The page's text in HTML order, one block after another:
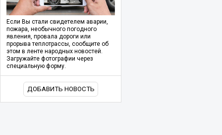
Если Вы стали свидетелем аварии,
пожара, необычного погодного
явления, провала дороги или
прорыва теплотрассы, сообщите об
этом в ленте народных новостей.
Загружайте фотографии через
специальную форму.
ДОБАВИТЬ НОВОСТЬ